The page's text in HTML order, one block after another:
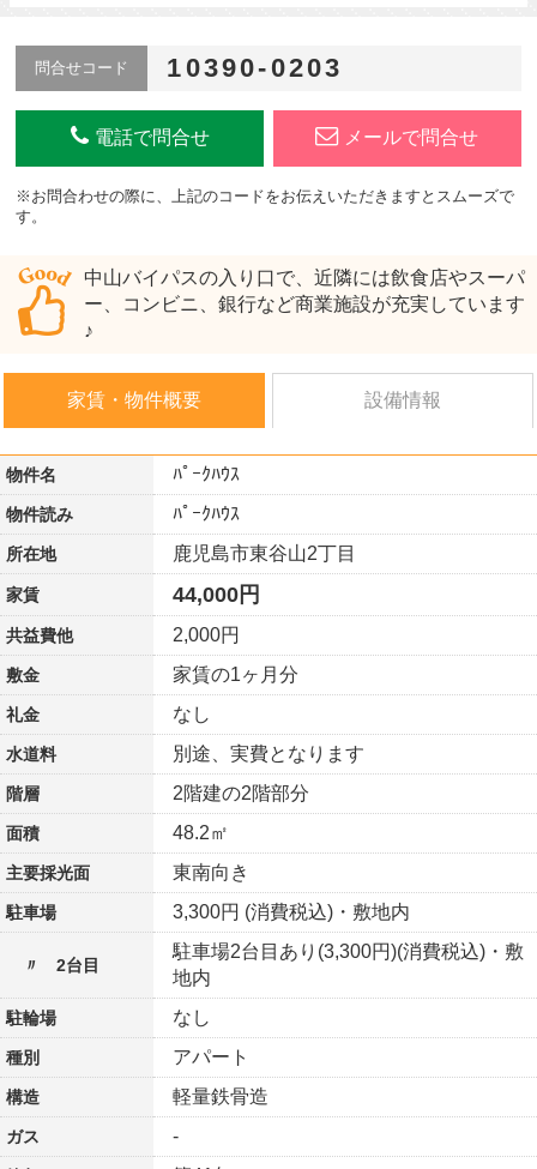
問合せコード 10390-0203
電話で問合せ メールで問合せ
※お問合わせの際に、上記のコードをお伝えいただきますとスムーズで
す。
中山バイパスの入り口で、近隣には飲食店やスーパ
ー、コンビニ、銀行など商業施設が充実しています
♪
家賃・物件概要 設備情報
物件名 ﾊﾟｰｸﾊｳｽ
物件読み ﾊﾟｰｸﾊｳｽ
所在地 鹿児島市東谷山2丁目
家賃 44,000円
共益費他 2,000円
敷金 家賃の1ヶ月分
礼金 なし
水道料 別途、実費となります
階層 2階建の2階部分
面積 48.2㎡
主要採光面 東南向き
駐車場 3,300円 (消費税込)・敷地内
〃 2台目
駐車場2台目あり(3,300円)(消費税込)・敷
地内
駐輪場 なし
種別 アパート
構造 軽量鉄骨造
ガス -